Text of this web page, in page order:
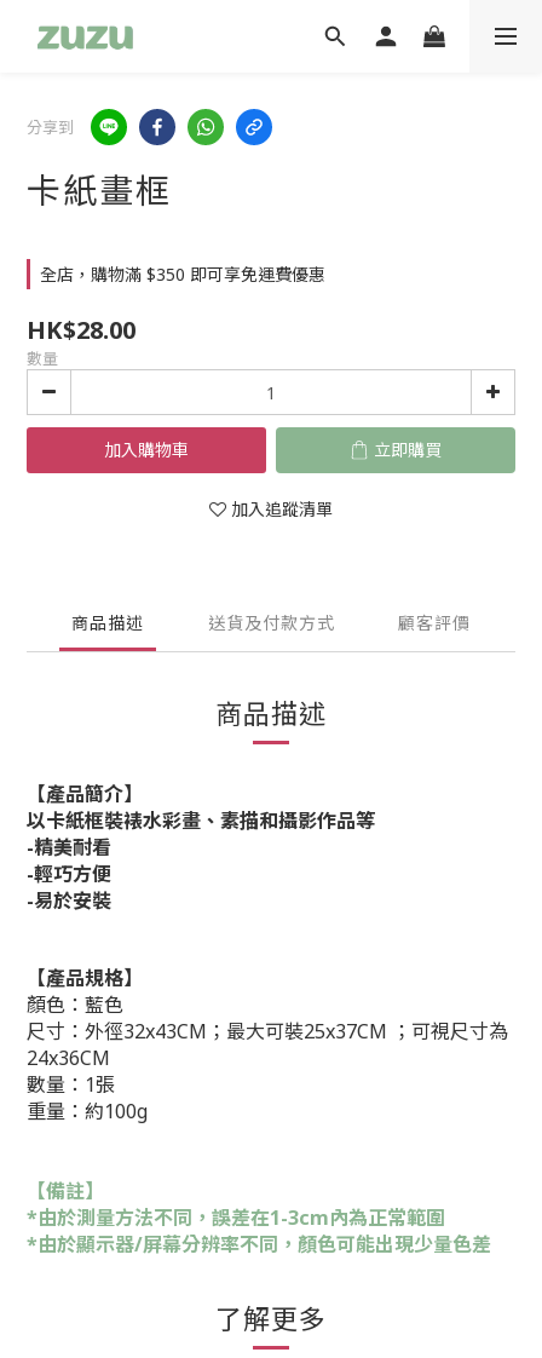
分享到
卡紙畫框
全店，購物滿 $350 即可享免運費優惠
HK$28.00
數量
加入購物車 立即購買
加入追蹤清單
商品描述 送貨及付款方式 顧客評價
商品描述
【產品簡介】
以卡紙框裝裱水彩畫、素描和攝影作品等
-精美耐看
-輕巧方便
-易於安裝
【產品規格】
顏色：藍色
尺寸：外徑32x43CM；最大可裝25x37CM ；可視尺寸為
24x36CM
數量：1張
重量：約100g
【備註】
*由於測量方法不同，誤差在1-3cm內為正常範圍
*由於顯示器/屏幕分辨率不同，顏色可能出現少量色差
了解更多